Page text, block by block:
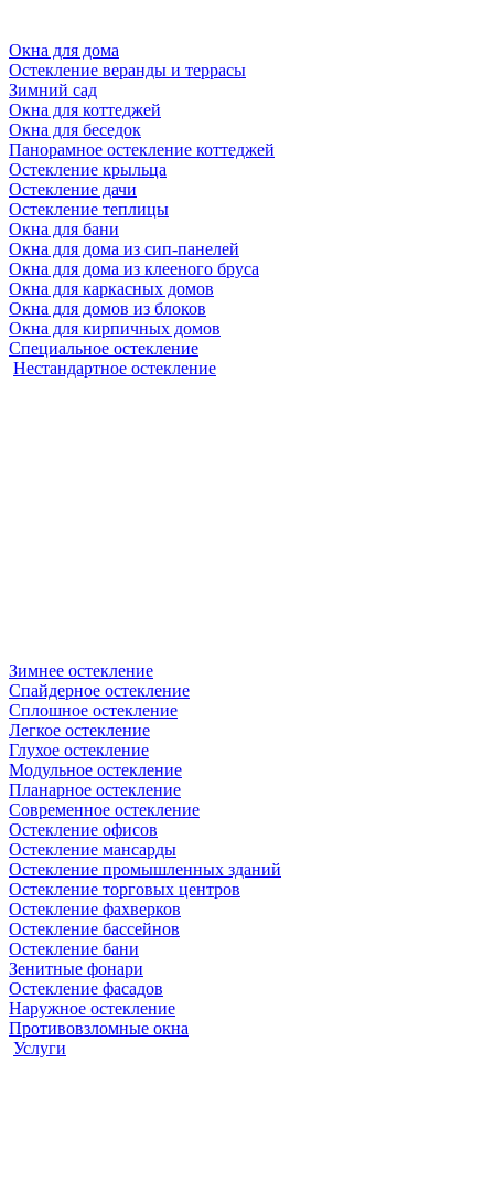
Окна для дома
Остекление веранды и террасы
Зимний сад
Окна для коттеджей
Окна для беседок
Панорамное остекление коттеджей
Остекление крыльца
Остекление дачи
Остекление теплицы
Окна для бани
Окна для дома из сип-панелей
Окна для дома из клееного бруса
Окна для каркасных домов
Окна для домов из блоков
Окна для кирпичных домов
Специальное остекление
Нестандартное остекление
Зимнее остекление
Спайдерное остекление
Сплошное остекление
Легкое остекление
Глухое остекление
Модульное остекление
Планарное остекление
Современное остекление
Остекление офисов
Остекление мансарды
Остекление промышленных зданий
Остекление торговых центров
Остекление фахверков
Остекление бассейнов
Остекление бани
Зенитные фонари
Остекление фасадов
Наружное остекление
Противовзломные окна
Услуги